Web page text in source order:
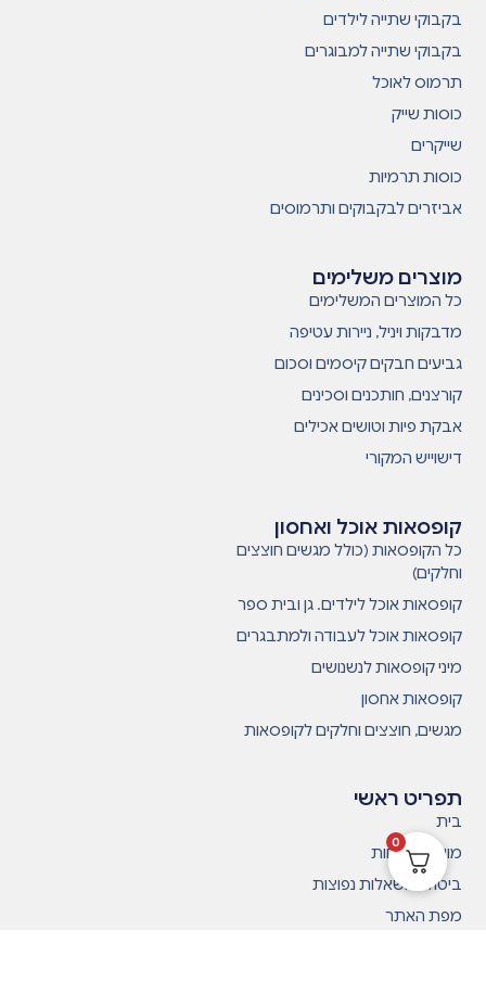
תפריט ראשי
בית
מועדון לקוחות
ביטולים ושאלות נפוצות
מפת האתר
קופסאות אוכל ואחסון
כל הקופסאות (כולל מגשים חוצצים
וחלקים)
קופסאות אוכל לילדים. גן ובית ספר
קופסאות אוכל לעבודה ולמתבגרים
מיני קופסאות לנשנושים
קופסאות אחסון
מגשים, חוצצים וחלקים לקופסאות
מוצרים משלימים
כל המוצרים המשלימים
מדבקות ויניל, ניירות עטיפה
גביעים חבקים קיסמים וסכום
קורצנים, חותכנים וסכינים
אבקת פיות וטושים אכילים
דישוייש המקורי
בקבוקי שתייה לילדים
בקבוקי שתייה למבוגרים
תרמוס לאוכל
כוסות שייק
שייקרים
כוסות תרמיות
אביזרים לבקבוקים ותרמוסים
0